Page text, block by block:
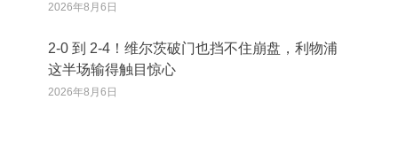
2026年8月6日
2‑0 到 2‑4！维尔茨破门也挡不住崩盘，利物浦
这半场输得触目惊心
2026年8月6日